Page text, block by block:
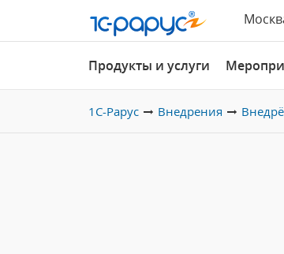
Продукты и услуги
1С-Рарус Внедрения